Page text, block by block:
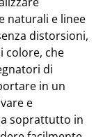
naturali e linee
distorsioni,
colore, che
di
in un
e
soprattutto in